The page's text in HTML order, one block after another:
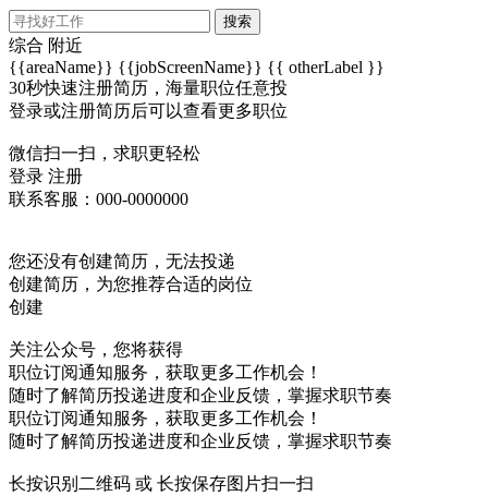
搜索
综合 附近
{{areaName}} {{jobScreenName}} {{ otherLabel }}
30秒快速注册简历，海量职位任意投
登录或注册简历后可以查看更多职位
微信扫一扫，求职更轻松
登录 注册
联系客服：000-0000000
您还没有创建简历，无法投递
创建简历，为您推荐合适的岗位
创建
关注公众号，您将获得
职位订阅通知服务，获取更多工作机会！
随时了解简历投递进度和企业反馈，掌握求职节奏
职位订阅通知服务，获取更多工作机会！
随时了解简历投递进度和企业反馈，掌握求职节奏
长按识别二维码 或 长按保存图片扫一扫